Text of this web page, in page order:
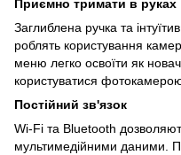
Приємно тримати в руках
Заглиблена ручка та
роблять користування
меню легко освоїти як
користуватися
Постійний зв'язок
Wi-Fi та Bluetooth
мультимедійними даними.